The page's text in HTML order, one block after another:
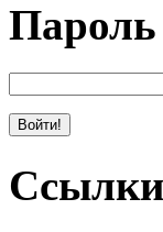
Пароль
Ссылки